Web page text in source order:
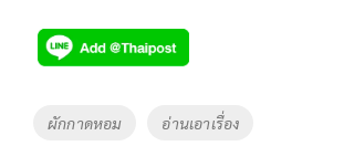
e
b
o
tt
er
p
y
Li
Tags
ผักกาดหอม อ่านเอาเรื่อง